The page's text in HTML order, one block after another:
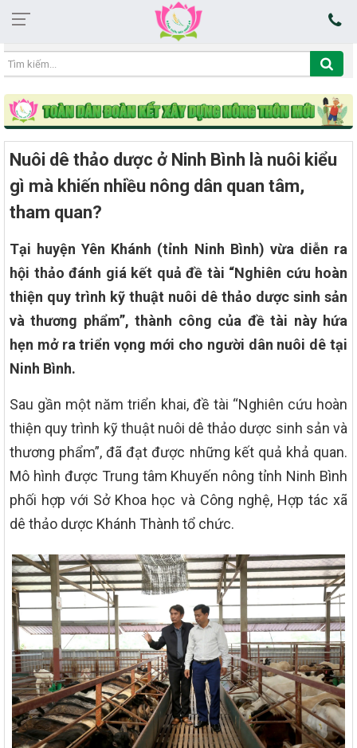
12:13:24 06/08/2026
Nuôi dê thảo dược ở Ninh Bình là nuôi kiểu
gì mà khiến nhiều nông dân quan tâm,
tham quan?
Tại huyện Yên Khánh (tỉnh Ninh Bình) vừa diễn ra
hội thảo đánh giá kết quả đề tài “Nghiên cứu hoàn
thiện quy trình kỹ thuật nuôi dê thảo dược sinh sản
và thương phẩm”, thành công của đề tài này hứa
hẹn mở ra triển vọng mới cho người dân nuôi dê tại
Ninh Bình.
Sau gần một năm triển khai, đề tài “Nghiên cứu hoàn
thiện quy trình kỹ thuật nuôi dê thảo dược sinh sản và
thương phẩm”, đã đạt được những kết quả khả quan.
Mô hình được Trung tâm Khuyến nông tỉnh Ninh Bình
phối hợp với Sở Khoa học và Công nghệ, Hợp tác xã
dê thảo dược Khánh Thành tổ chức.